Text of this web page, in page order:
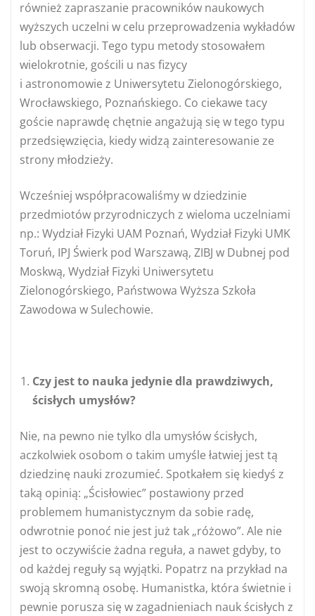
również zapraszanie pracowników naukowych
wyższych uczelni w celu przeprowadzenia wykładów
lub obserwacji. Tego typu metody stosowałem
wielokrotnie, gościli u nas fizycy
i astronomowie z Uniwersytetu Zielonogórskiego,
Wrocławskiego, Poznańskiego. Co ciekawe tacy
goście naprawdę chętnie angażują się w tego typu
przedsięwzięcia, kiedy widzą zainteresowanie ze
strony młodzieży.
Wcześniej współpracowaliśmy w dziedzinie
przedmiotów przyrodniczych z wieloma uczelniami
np.: Wydział Fizyki UAM Poznań, Wydział Fizyki UMK
Toruń, IPJ Świerk pod Warszawą, ZIBJ w Dubnej pod
Moskwą, Wydział Fizyki Uniwersytetu
Zielonogórskiego, Państwowa Wyższa Szkoła
Zawodowa w Sulechowie.
Czy jest to nauka jedynie dla prawdziwych,
ścisłych umysłów?
Nie, na pewno nie tylko dla umysłów ścisłych,
aczkolwiek osobom o takim umyśle łatwiej jest tą
dziedzinę nauki zrozumieć. Spotkałem się kiedyś z
taką opinią: „Ścisłowiec” postawiony przed
problemem humanistycznym da sobie radę,
odwrotnie ponoć nie jest już tak „różowo”. Ale nie
jest to oczywiście żadna reguła, a nawet gdyby, to
od każdej reguły są wyjątki. Popatrz na przykład na
swoją skromną osobę. Humanistka, która świetnie i
pewnie porusza się w zagadnieniach nauk ścisłych z